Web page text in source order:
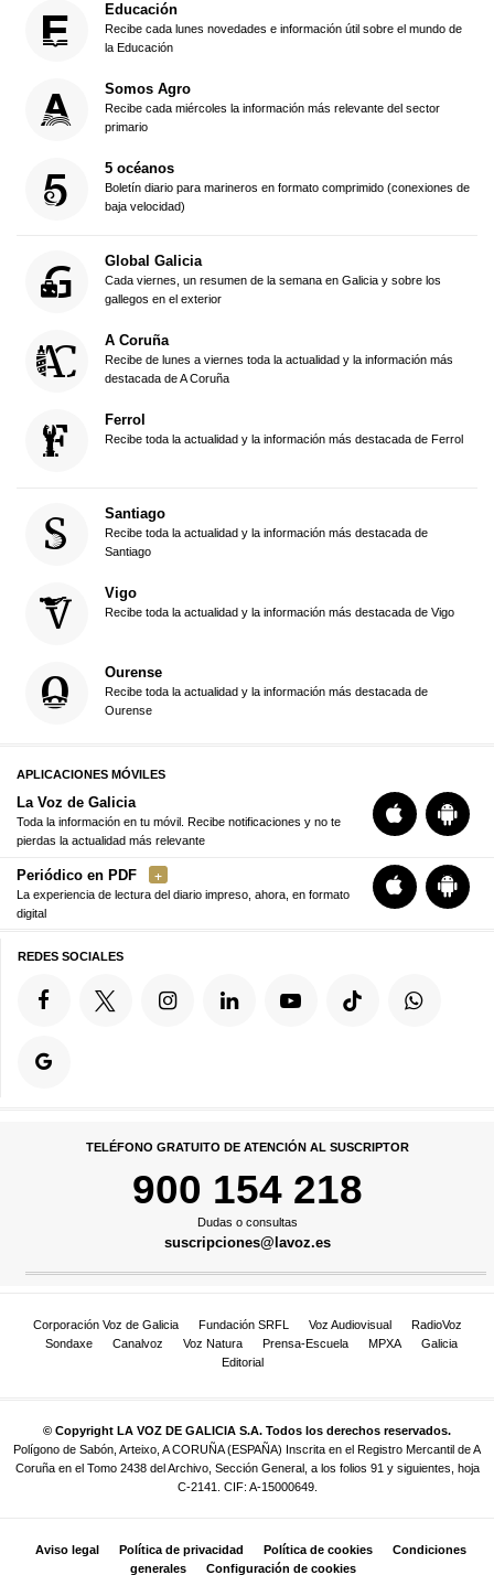
Educación
Recibe cada lunes novedades e información útil sobre el mundo de
la Educación
Somos Agro
Recibe cada miércoles la información más relevante del sector
primario
5 océanos
Boletín diario para marineros en formato comprimido (conexiones de
baja velocidad)
Global Galicia
Cada viernes, un resumen de la semana en Galicia y sobre los
gallegos en el exterior
A Coruña
Recibe de lunes a viernes toda la actualidad y la información más
destacada de A Coruña
Ferrol
Recibe toda la actualidad y la información más destacada de Ferrol
Santiago
Recibe toda la actualidad y la información más destacada de
Santiago
Vigo
Recibe toda la actualidad y la información más destacada de Vigo
Ourense
Recibe toda la actualidad y la información más destacada de
Ourense
APLICACIONES MÓVILES
La Voz de Galicia
Toda la información en tu móvil. Recibe notificaciones y no te
pierdas la actualidad más relevante
Periódico en PDF
La experiencia de lectura del diario impreso, ahora, en formato
digital
REDES SOCIALES
TELÉFONO GRATUITO DE ATENCIÓN AL SUSCRIPTOR
900 154 218
Dudas o consultas
suscripciones@lavoz.es
Corporación Voz de Galicia Fundación SRFL Voz Audiovisual
RadioVoz
Sondaxe
Canalvoz Voz Natura Prensa-Escuela MPXA
Galicia
Editorial
© Copyright LA VOZ DE GALICIA S.A. Todos los derechos reservados.
Polígono de Sabón, Arteixo, A CORUÑA (ESPAÑA) Inscrita en el Registro Mercantil de A
Coruña en el Tomo 2438 del Archivo, Sección General, a los folios 91 y siguientes, hoja
C-2141. CIF: A-15000649.
Aviso legal Política de privacidad Política de cookies
Condiciones
generales
Configuración de cookies